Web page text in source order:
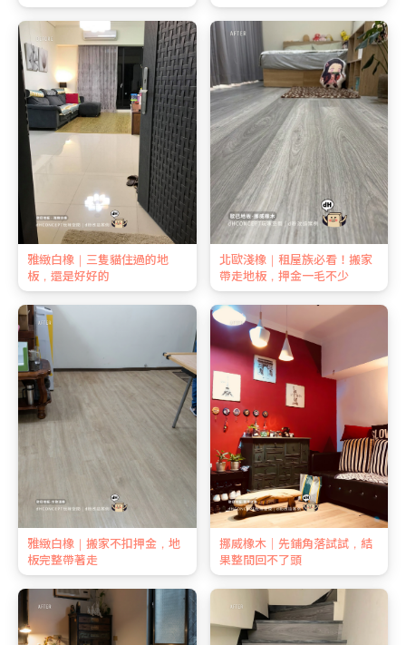
雅緻白橡｜三隻貓住過的地
板，還是好好的
北歐淺橡｜租屋族必看！搬家
帶走地板，押金一毛不少
雅緻白橡｜搬家不扣押金，地
板完整帶著走
挪威橡木｜先鋪角落試試，結
果整間回不了頭